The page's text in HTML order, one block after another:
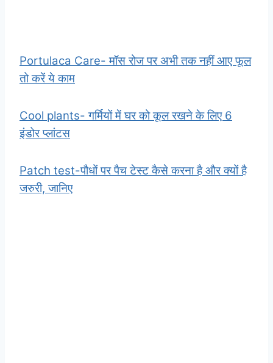
Portulaca Care- मॉस रोज पर अभी तक नहीं आए फूल
तो करें ये काम
Cool plants- गर्मियों में घर को कूल रखने के लिए 6
इंडोर प्लांटस
Patch test-पौधों पर पैच टेस्ट कैसे करना है और क्यों है
जरुरी, जानिए